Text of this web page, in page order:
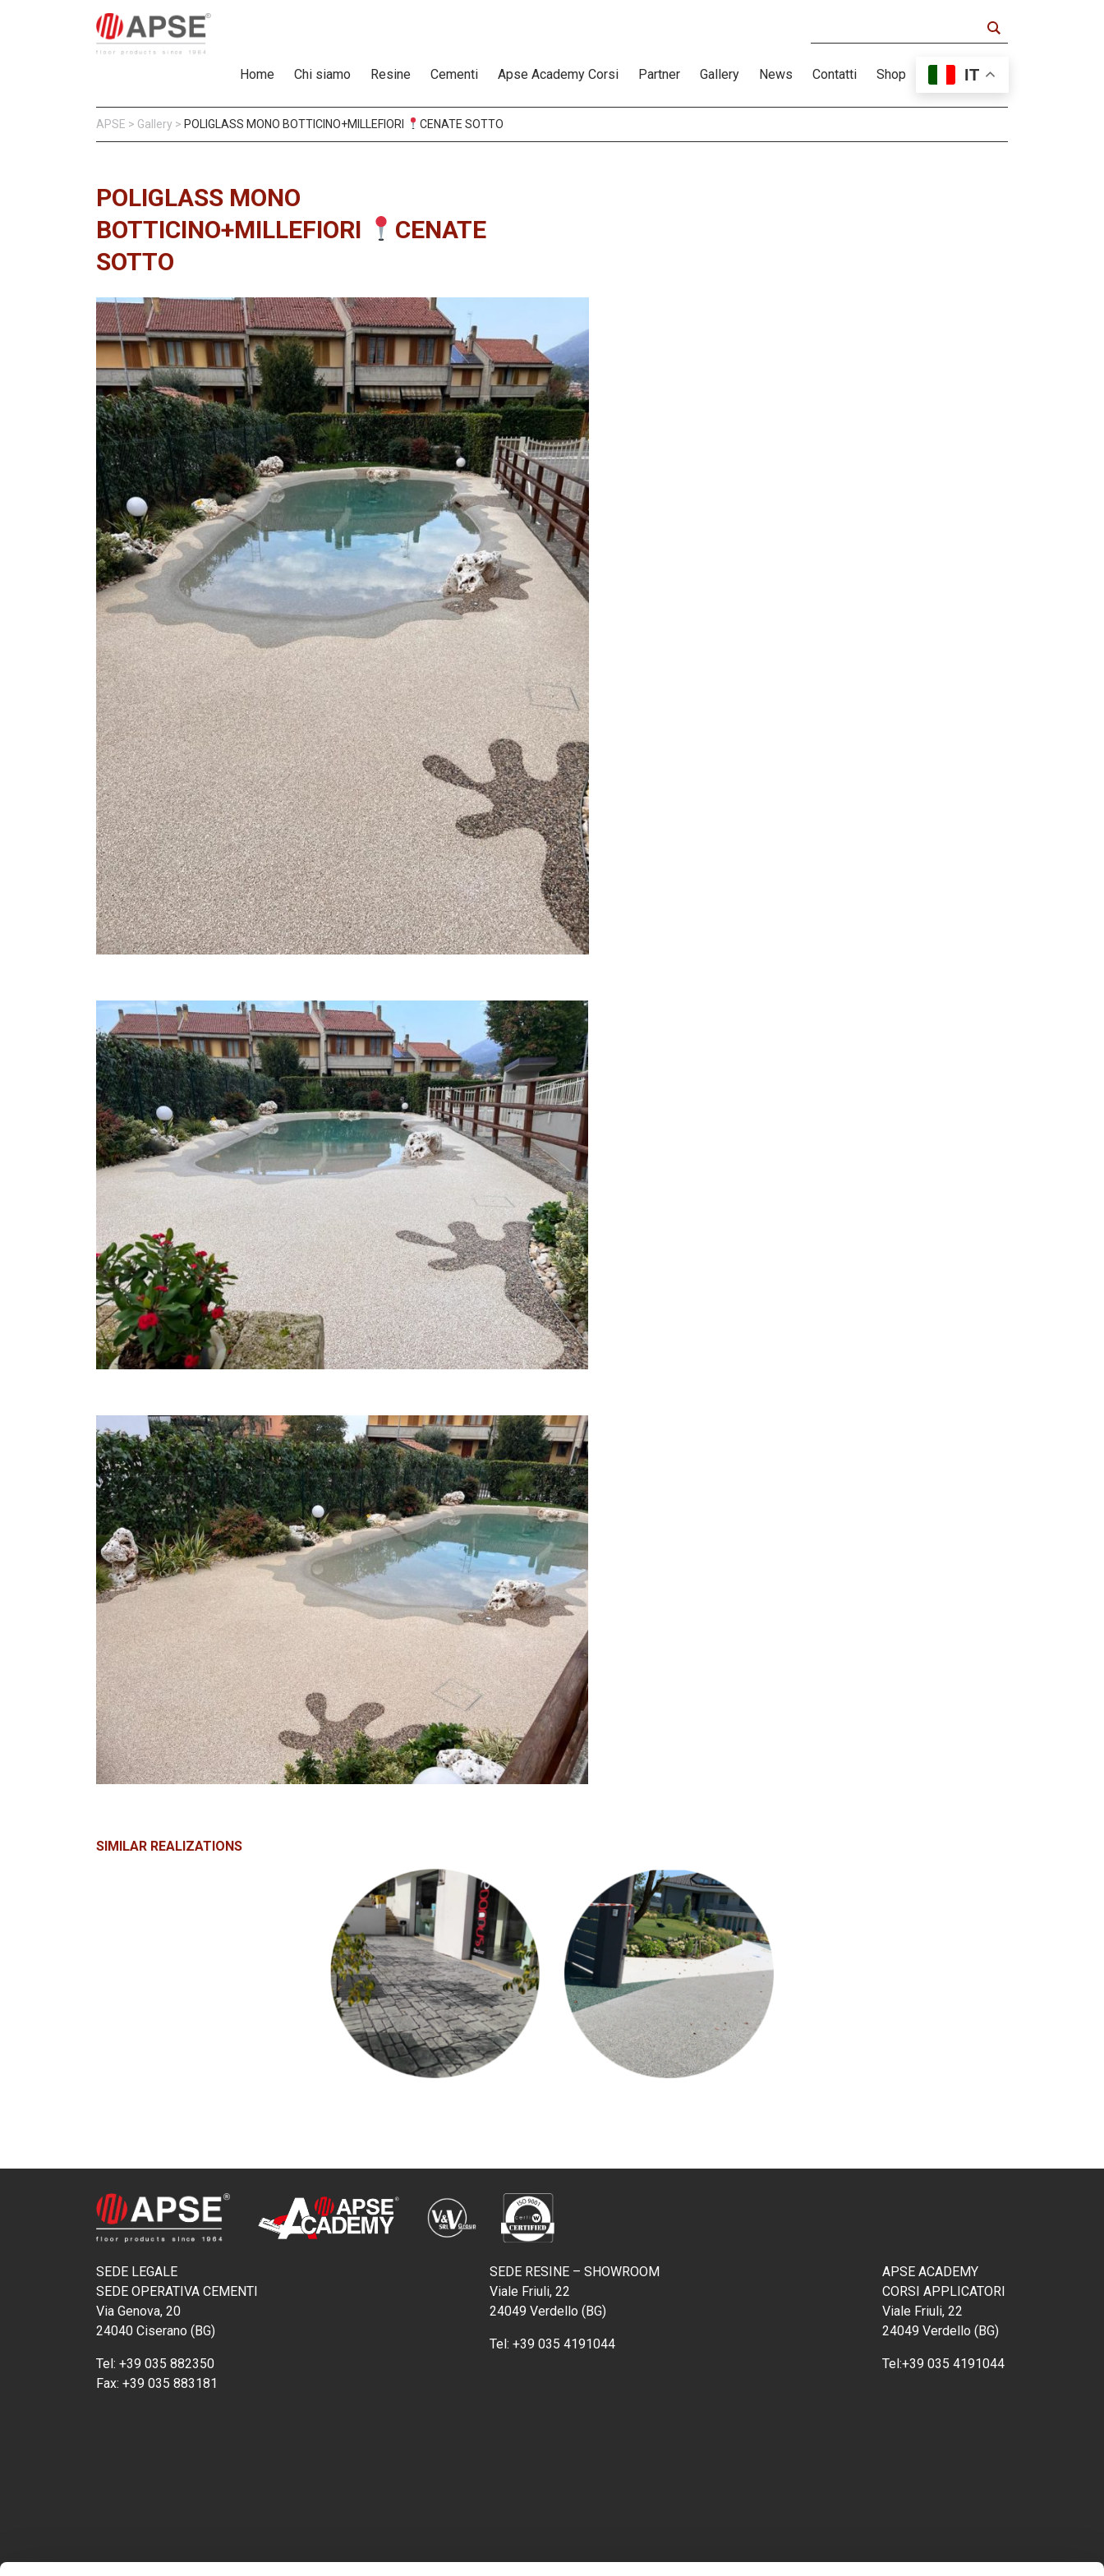
Home Chi siamo Resine Cementi Apse Academy Corsi Partner Gallery News Contatti Shop IT
APSE > Gallery > POLIGLASS MONO BOTTICINO+MILLEFIORI CENATE SOTTO
POLIGLASS MONO
BOTTICINO+MILLEFIORI
CENATE
SOTTO
SIMILAR REALIZATIONS
SEDE LEGALE
SEDE OPERATIVA CEMENTI
Via Genova, 20
24040 Ciserano (BG)
Tel: +39 035 882350
Fax: +39 035 883181
SEDE RESINE – SHOWROOM
Viale Friuli, 22
24049 Verdello (BG)
Tel: +39 035 4191044
APSE ACADEMY
CORSI APPLICATORI
Viale Friuli, 22
24049 Verdello (BG)
Tel:+39 035 4191044